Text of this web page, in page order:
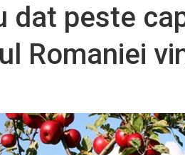
dat peste
Romaniei